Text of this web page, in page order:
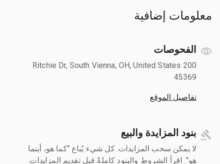
معلومات إضافية
الفحوصات
200 Ritchie Dr, South Vienna, OH, United States
45369
تفاصيل الموقع
بنود المزايدة والبيع
لا يمكن سحب المزايدات. كل شيء يُباع "كما هو، أينما
هو". اقرأ الشروط والبنود كاملةً قبل تقديم المزايدات.